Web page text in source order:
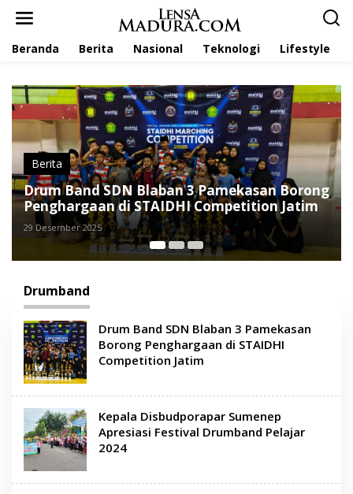
Beranda Berita Nasional Teknologi Lifestyle
Berita
Kepala Disbudporapar Sumenep Apresiasi
Festival Drumband Pelajar 2024
27 Juni 2024
Drumband
Drum Band SDN Blaban 3 Pamekasan
Borong Penghargaan di STAIDHI
Competition Jatim
Kepala Disbudporapar Sumenep
Apresiasi Festival Drumband Pelajar
2024